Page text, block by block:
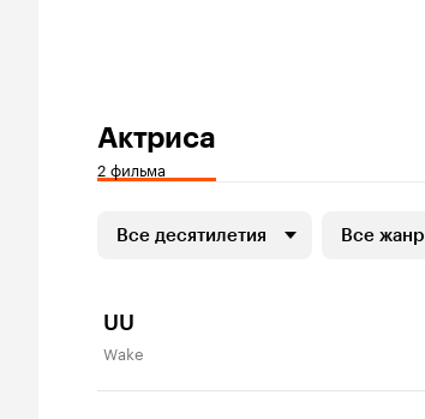
Актриса
2 фильма
Все десятилетия Все
UU
Wake